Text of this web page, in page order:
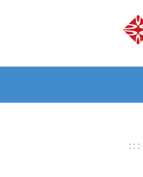
:::